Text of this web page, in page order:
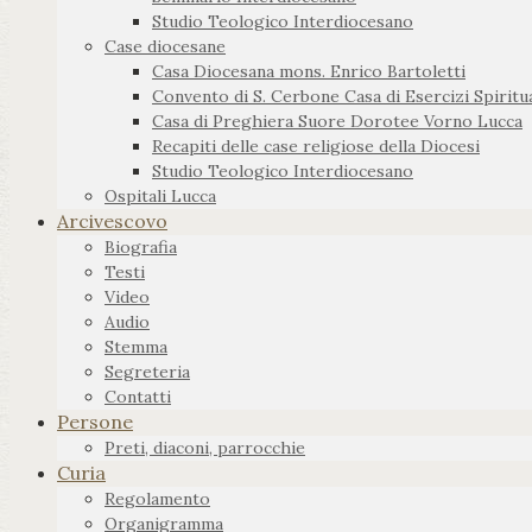
Studio Teologico Interdiocesano
Case diocesane
Casa Diocesana mons. Enrico Bartoletti
Convento di S. Cerbone Casa di Esercizi
Casa di Preghiera Suore Dorotee Vorno Lucca
Recapiti delle case religiose della Diocesi
Studio Teologico Interdiocesano
Ospitali Lucca
Arcivescovo
Biografia
Testi
Video
Audio
Stemma
Segreteria
Contatti
Persone
Preti, diaconi, parrocchie
Curia
Regolamento
Organigramma